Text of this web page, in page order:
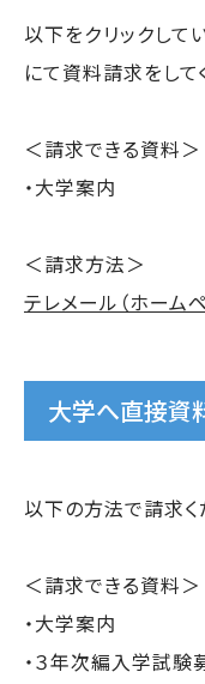
以下をクリックして
にて資料請求をして
＜請求できる資料＞
・大学案内
＜請求方法＞
テレメール（ホーム
大学へ直接資
以下の方法で請求く
＜請求できる資料＞
・大学案内
・３年次編入学試験